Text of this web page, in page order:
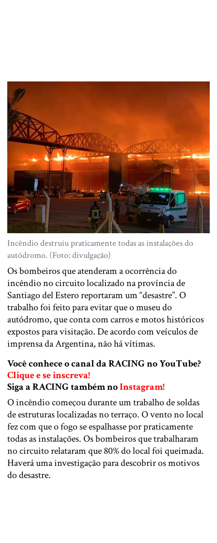
Incêndio destruiu praticamente todas as instalações do
autódromo. (Foto: divulgação)
Os bombeiros que atenderam a ocorrência do
incêndio no circuito localizado na província de
Santiago del Estero reportaram um “desastre”. O
trabalho foi feito para evitar que o museu do
autódromo, que conta com carros e motos históricos
expostos para visitação. De acordo com veículos de
imprensa da Argentina, não há vítimas.
Você conhece o canal da RACING no YouTube?
Clique e se inscreva!
Siga a RACING também noInstagram!
O incêndio começou durante um trabalho de soldas
de estruturas localizadas no terraço. O vento no local
fez com que o fogo se espalhasse por praticamente
todas as instalações. Os bombeiros que trabalharam
no circuito relataram que 80% do local foi queimada.
Haverá uma investigação para descobrir os motivos
do desastre.